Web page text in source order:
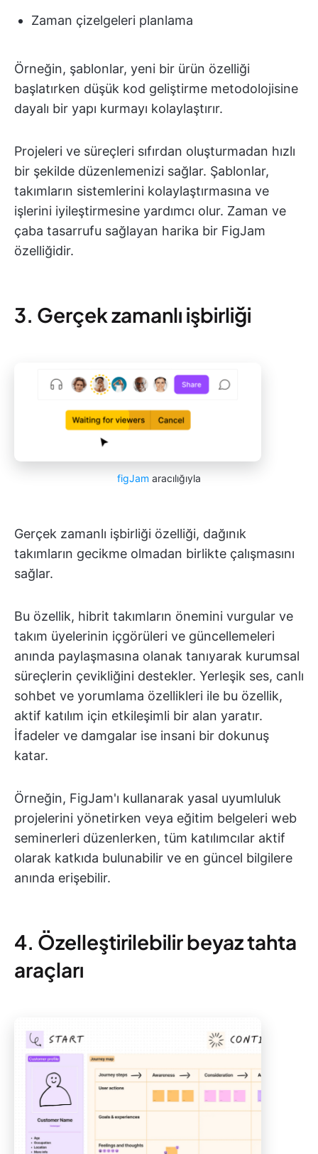
Zaman çizelgeleri planlama
Örneğin, şablonlar, yeni bir ürün özelliği
başlatırken düşük kod geliştirme metodolojisine
dayalı bir yapı kurmayı kolaylaştırır.
Projeleri ve süreçleri sıfırdan oluşturmadan hızlı
bir şekilde düzenlemenizi sağlar. Şablonlar,
takımların sistemlerini kolaylaştırmasına ve
işlerini iyileştirmesine yardımcı olur. Zaman ve
çaba tasarrufu sağlayan harika bir FigJam
özelliğidir.
3. Gerçek zamanlı işbirliği
figJam aracılığıyla
Gerçek zamanlı işbirliği özelliği, dağınık
takımların gecikme olmadan birlikte çalışmasını
sağlar.
Bu özellik, hibrit takımların önemini vurgular ve
takım üyelerinin içgörüleri ve güncellemeleri
anında paylaşmasına olanak tanıyarak kurumsal
süreçlerin çevikliğini destekler. Yerleşik ses, canlı
sohbet ve yorumlama özellikleri ile bu özellik,
aktif katılım için etkileşimli bir alan yaratır.
İfadeler ve damgalar ise insani bir dokunuş
katar.
Örneğin, FigJam'ı kullanarak yasal uyumluluk
projelerini yönetirken veya eğitim belgeleri web
seminerleri düzenlerken, tüm katılımcılar aktif
olarak katkıda bulunabilir ve en güncel bilgilere
anında erişebilir.
4. Özelleştirilebilir beyaz tahta
araçları